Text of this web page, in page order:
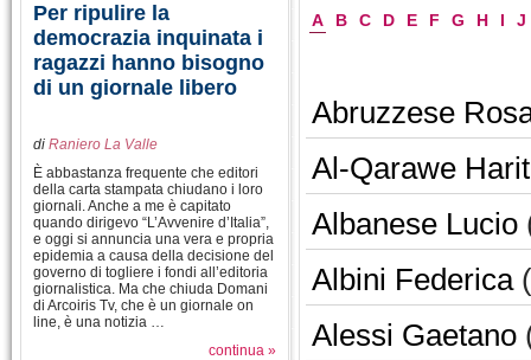
Per ripulire la
democrazia inquinata i
ragazzi hanno bisogno
di un giornale libero
di Raniero La Valle
È abbastanza frequente che editori
della carta stampata chiudano i loro
giornali. Anche a me è capitato
quando dirigevo “L’Avvenire d’Italia”,
e oggi si annuncia una vera e propria
epidemia a causa della decisione del
governo di togliere i fondi all’editoria
giornalistica. Ma che chiuda Domani
di Arcoiris Tv, che è un giornale on
line, è una notizia …
continua »
A B C D E F G H I J
Abruzzese
Al-Qarawe
Albanese Lucio
Albini Federica
Alessi Gaetano